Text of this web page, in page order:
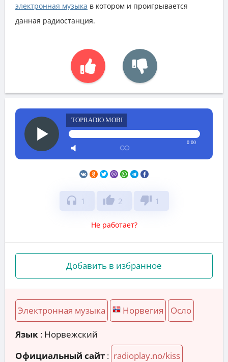
электронная музыка в котором и проигрывается
данная радиостанция.
TOPRADIO.MOBI
0:00
headphones 1 thumb_up 2 thumb_down 1
Не работает?
Добавить в избранное
Электронная музыка Норвегия Осло
Язык : Норвежский
Официальный сайт : radioplay.no/kiss